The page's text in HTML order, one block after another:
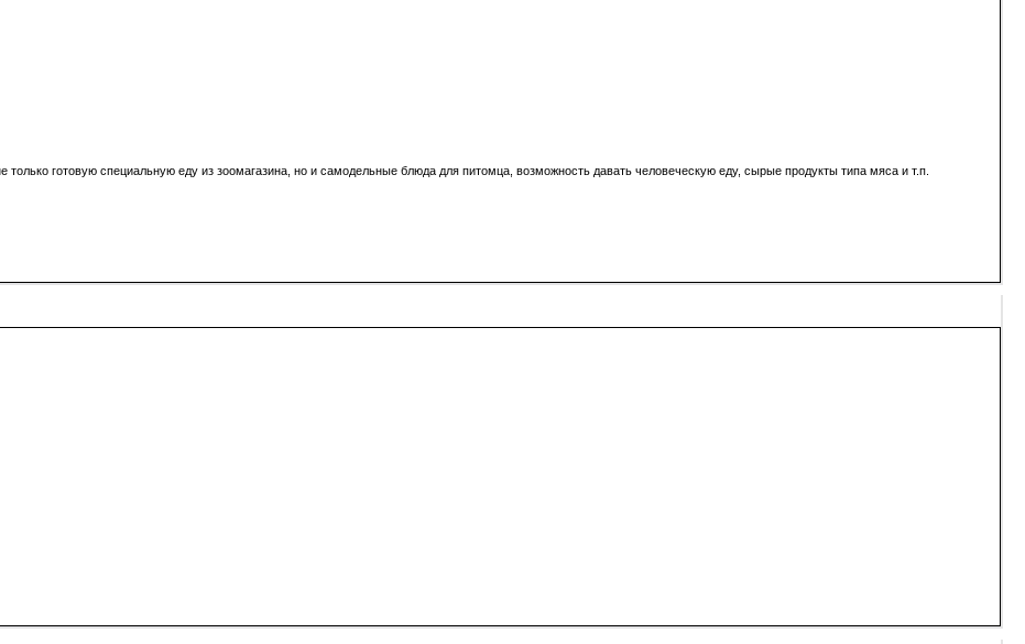
готовую специальную еду из зоомагазина, но и самодельные блюда для питомца, возможность давать человеческую еду, сырые продукты типа мяса и т.п.